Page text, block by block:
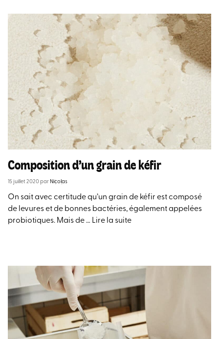
Composition d’un grain de kéfir
15 juillet 2020par Nicolas
On sait avec certitude qu’un grain de kéfir est composé
de levures et de bonnes bactéries, également appelées
probiotiques. Mais de … Lire la suite